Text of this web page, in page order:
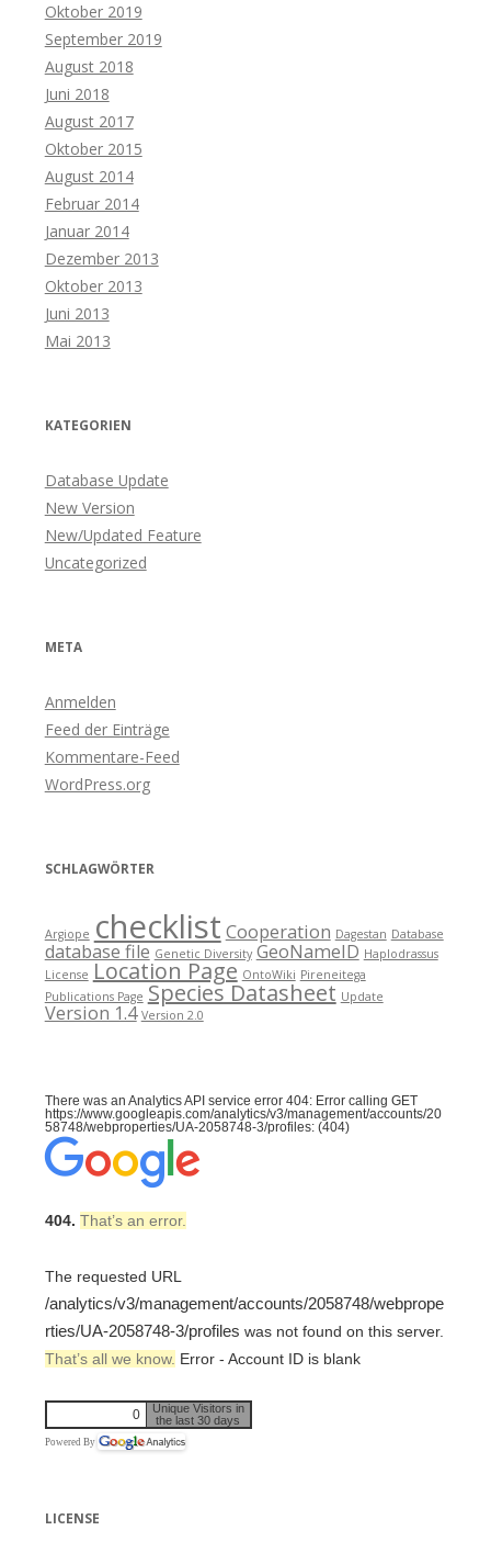
Oktober 2019
September 2019
August 2018
Juni 2018
August 2017
Oktober 2015
August 2014
Februar 2014
Januar 2014
Dezember 2013
Oktober 2013
Juni 2013
Mai 2013
KATEGORIEN
Database Update
New Version
New/Updated Feature
Uncategorized
META
Anmelden
Feed der Einträge
Kommentare-Feed
WordPress.org
SCHLAGWÖRTER
Argiope checklist Cooperation Dagestan Database
database file Genetic Diversity GeoNameID Haplodrassus
License Location Page OntoWiki Pireneitega
Publications Page Species Datasheet Update
Version 1.4 Version 2.0
There was an Analytics API service error 404: Error calling GET
https://www.googleapis.com/analytics/v3/management/accounts/20
58748/webproperties/UA-2058748-3/profiles: (404)
404. That’s an error.
The requested URL
/analytics/v3/management/accounts/2058748/webprope
rties/UA-2058748-3/profiles was not found on this server.
That’s all we know. Error - Account ID is blank
0
Unique Visitors in
the last 30 days
Powered By
LICENSE